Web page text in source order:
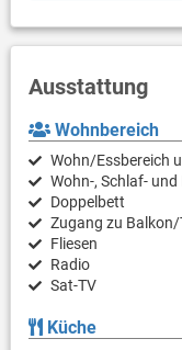
Ausstattung
Wohnbereich
Wohn/Essbereich
Wohn-, Schlaf-
Doppelbett
Zugang zu Balkon/
Fliesen
Radio
Sat-TV
Küche